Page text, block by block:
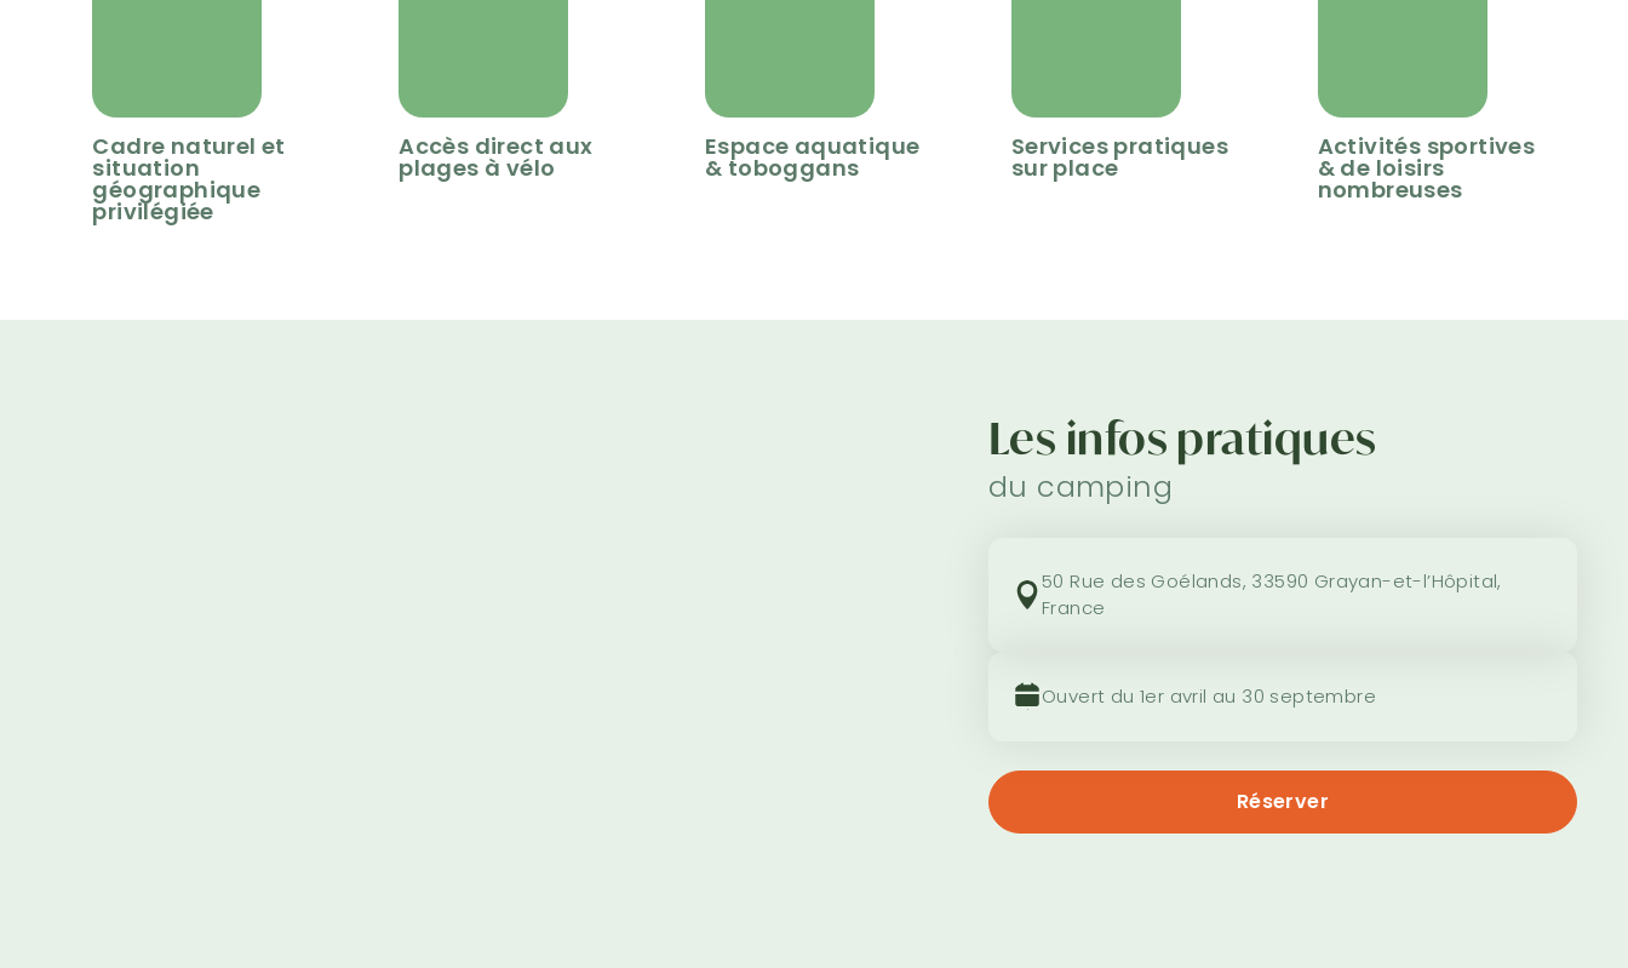
Cadre naturel et
situation
géographique
privilégiée
Accès direct aux
plages à vélo
Espace aquatique
& toboggans
Services pratiques
sur place
Activités sportives
& de loisirs
nombreuses
Les infos pratiques
du camping
50 Rue des Goélands, 33590 Grayan-et-l’Hôpital,
France
Ouvert du 1er avril au 30 septembre
Réserver